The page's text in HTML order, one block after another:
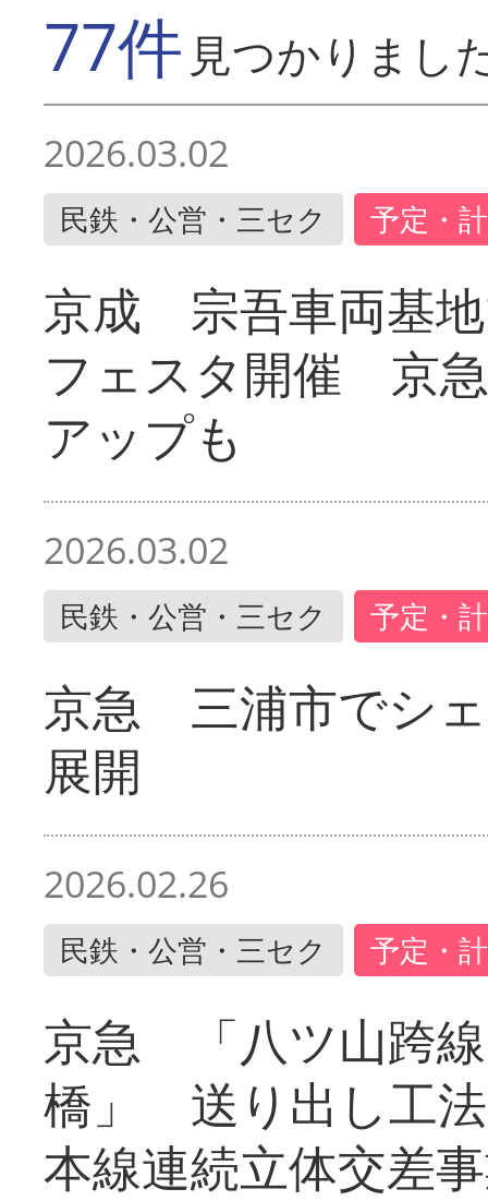
77件 見つかりまし
2026.03.02
民鉄・公営・三セク 予定・
京成 宗吾車両基
フェスタ開催 京
アップも
2026.03.02
民鉄・公営・三セク 予定・
京急 三浦市でシ
展開
2026.02.26
民鉄・公営・三セク 予定・
京急 「八ツ山跨
橋」 送り出し工
本線連続立体交差